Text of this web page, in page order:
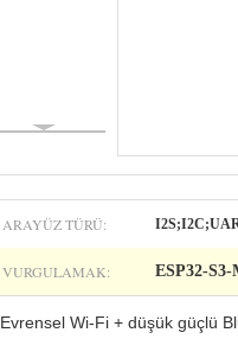
ARAYÜZ TÜRÜ:
VURGULAMAK: ESP32-
Evrensel Wi-Fi + düşük güçlü